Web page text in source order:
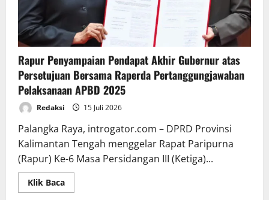
Rapur Penyampaian Pendapat Akhir Gubernur atas
Persetujuan Bersama Raperda Pertanggungjawaban
Pelaksanaan APBD 2025
Redaksi 15 Juli 2026
Palangka Raya, introgator.com – DPRD Provinsi
Kalimantan Tengah menggelar Rapat Paripurna
(Rapur) Ke-6 Masa Persidangan III (Ketiga)...
Klik BacaRead
more